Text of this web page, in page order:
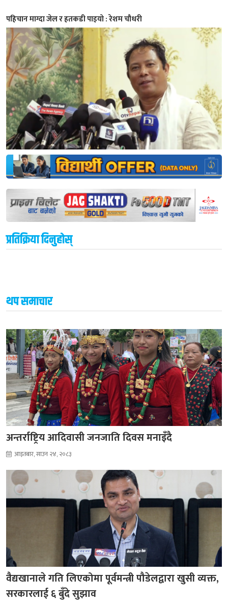
पहिचान माग्दा जेल र हतकडी पाइयो : रेशम चौधरी
प्रतिक्रिया दिनुहोस्
थप समाचार
अन्तर्राष्ट्रिय आदिवासी जनजाति दिवस मनाइँदै
आइतबार, साउन २४, २०८३
वैद्यखानाले गति लिएकोमा पूर्वमन्त्री पौडेलद्वारा खुसी व्यक्त,
सरकारलाई ६ बुँदे सुझाव